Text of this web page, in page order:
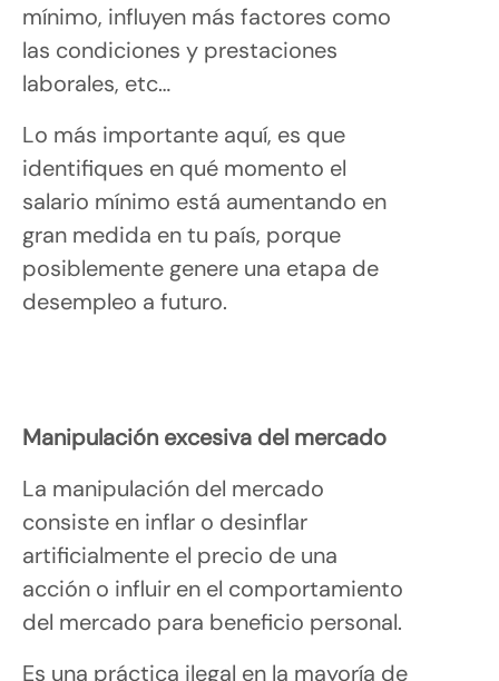
mínimo, influyen más factores como
las condiciones y prestaciones
laborales, etc…
Lo más importante aquí, es que
identifiques en qué momento el
salario mínimo está aumentando en
gran medida en tu país, porque
posiblemente genere una etapa de
desempleo a futuro.
Manipulación excesiva del mercado
La manipulación del mercado
consiste en inflar o desinflar
artificialmente el precio de una
acción o influir en el comportamiento
del mercado para beneficio personal.
Es una práctica ilegal en la mayoría de